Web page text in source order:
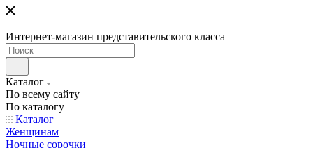
Интернет-магазин представительского класса
Каталог
По всему сайту
По каталогу
Каталог
Женщинам
Ночные сорочки